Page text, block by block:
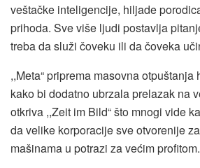
veštačke inteligencije, hiljade
prihoda. Sve više ljudi postavlja
treba da služi čoveku ili da čoveka
,,Meta“ priprema masovna
kako bi dodatno ubrzala prelazak na
otkriva ,,Zeit im Bild“ što mnogi vide
da velike korporacije sve otvorenije
mašinama u potrazi za većim profitom.